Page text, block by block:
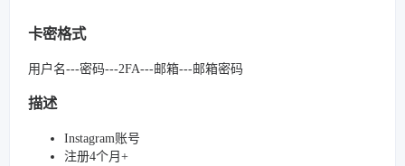
卡密格式
用户名---密码---2FA---邮箱---邮箱密码
描述
Instagram账号
注册4个月+